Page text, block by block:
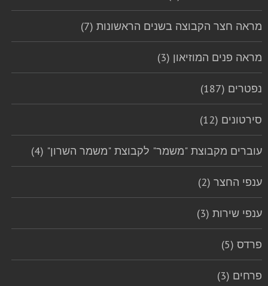
מראה חצר הקבוצה בשנים הראשונות (7)
מראה פנים המוזיאון (3)
נפטרים (187)
סירטונים (12)
עוברים מקבוצת "משמר" לקבוצת "משמר השרון" (4)
ענפי החצר (2)
ענפי שירות (3)
פרדס (5)
פרחים (3)